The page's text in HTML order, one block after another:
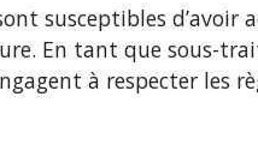
susceptibles
En tant que sous-
à respecter